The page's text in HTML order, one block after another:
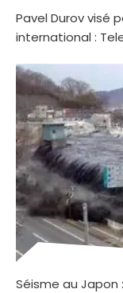
Pavel Durov visé
international :
Séisme au Japon